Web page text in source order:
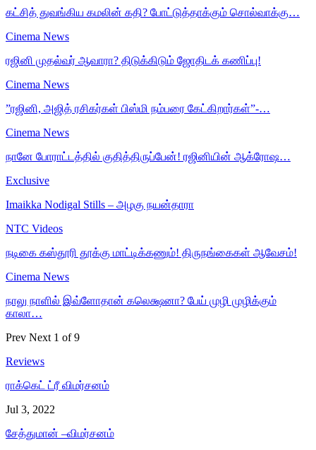
கட்சித் துவங்கிய கமலின் கதி? போட்டுத்தாக்கும் சொல்வாக்கு…
Cinema News
ரஜினி முதல்வர் ஆவாரா? திடுக்கிடும் ஜோதிடக் கணிப்பு!
Cinema News
”ரஜினி, அஜித் ரசிகர்கள் பிஸ்மி நம்பரை கேட்கிறார்கள்”-…
Cinema News
நானே போராட்டத்தில் குதித்திருப்பேன்! ரஜினியின் ஆக்ரோஷ…
Exclusive
Imaikka Nodigal Stills – அழகு நயன்தாரா
NTC Videos
நடிகை கஸ்தூரி தூக்கு மாட்டிக்கணும்! திருநங்கைகள் ஆவேசம்!
Cinema News
நாலு நாளில் இவ்ளோதான் கலெக்ஷனா? பேய் முழி முழிக்கும்
காலா…
Prev Next 1 of 9
Reviews
ராக்கெட் ட்ரீ விமர்சனம்
Jul 3, 2022
சேத்துமான் –விமர்சனம்